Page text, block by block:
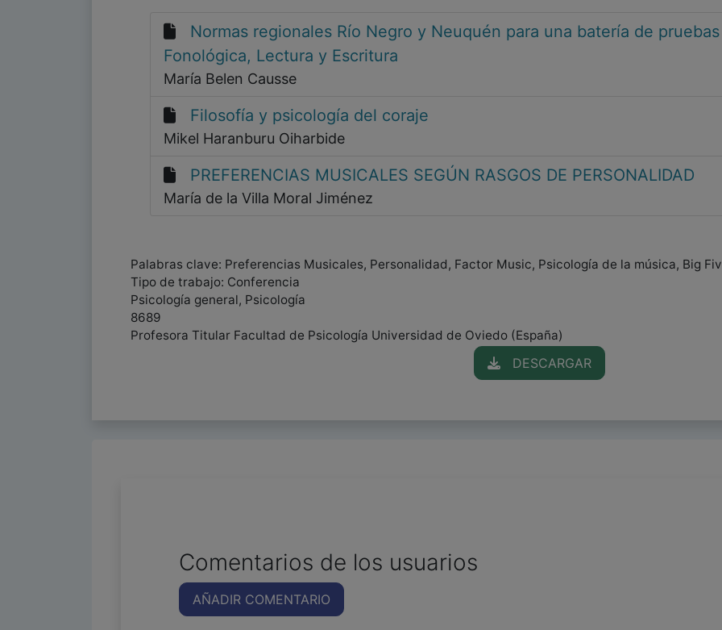
Normas regionales Río Negro y Neuquén para una batería de
Fonológica, Lectura y Escritura
María Belen Causse
Filosofía y psicología del coraje
Mikel Haranburu Oiharbide
PREFERENCIAS MUSICALES SEGÚN RASGOS DE PERSONALIDAD
María de la Villa Moral Jiménez
Palabras clave: Preferencias Musicales, Personalidad, Factor Music, Psicología de la música, Big
Tipo de trabajo: Conferencia
Psicología general, Psicología
8689
Profesora Titular Facultad de Psicología Universidad de Oviedo (España)
DESCARGAR
Comentarios de los usuarios
AÑADIR COMENTARIO